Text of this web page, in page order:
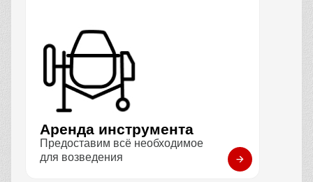
Аренда инструмента
Предоставим всё необходимое
для возведения